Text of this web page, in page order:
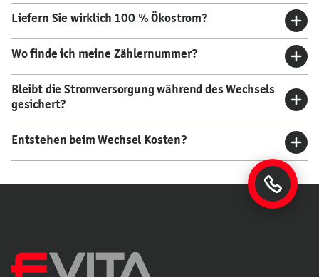
Liefern Sie wirklich 100 % Ökostrom?
Wo finde ich meine Zählernummer?
Bleibt die Stromversorgung während des Wechsels
gesichert?
Entstehen beim Wechsel Kosten?